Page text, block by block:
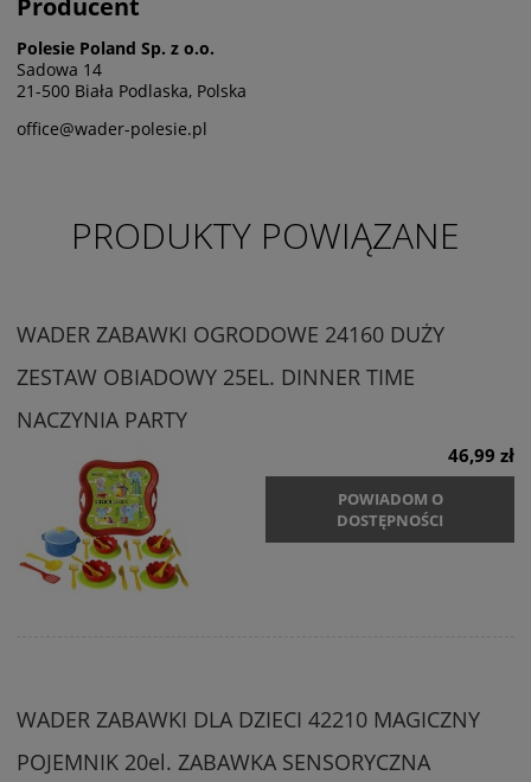
Producent
Polesie Poland Sp. z o.o.
Sadowa 14
21-500 Biała Podlaska, Polska
office@wader-polesie.pl
PRODUKTY POWIĄZANE
WADER ZABAWKI OGRODOWE 24160 DUŻY
ZESTAW OBIADOWY 25EL. DINNER TIME
NACZYNIA PARTY
46,99 zł
POWIADOM O
DOSTĘPNOŚCI
WADER ZABAWKI DLA DZIECI 42210 MAGICZNY
POJEMNIK 20el. ZABAWKA SENSORYCZNA